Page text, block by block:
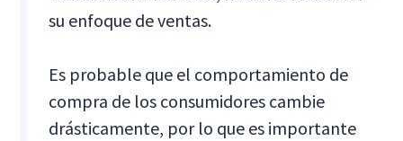
su enfoque de ventas.
Es probable que el comportamiento de
compra de los consumidores cambie
drásticamente, por lo que es importante